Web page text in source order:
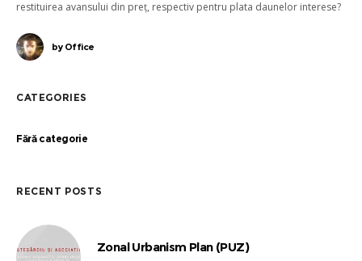
restituirea avansului din preț, respectiv pentru plata daunelor interese?
byOffice
CATEGORIES
Fără categorie
RECENT POSTS
Zonal Urbanism Plan (PUZ)